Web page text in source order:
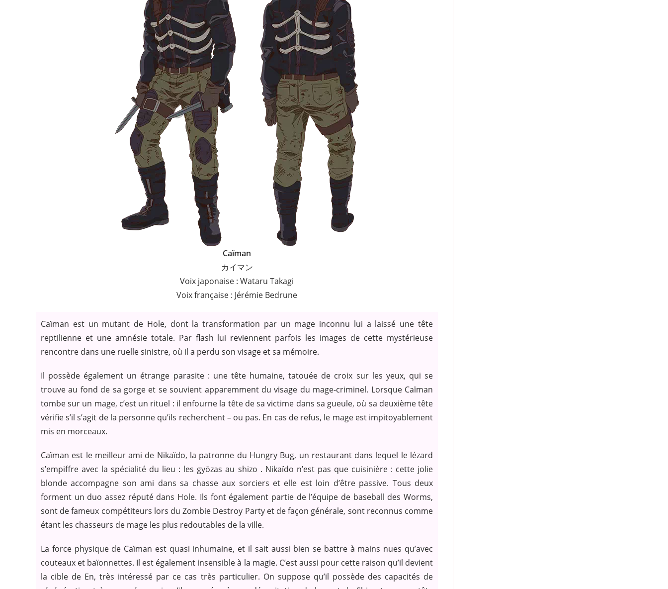
Caïman
カイマン
Voix japonaise : Wataru Takagi
Voix française : Jérémie Bedrune
Caïman est un mutant de Hole, dont la transformation par un mage inconnu lui a laissé une tête
reptilienne et une amnésie totale. Par flash lui reviennent parfois les images de cette mystérieuse
rencontre dans une ruelle sinistre, où il a perdu son visage et sa mémoire.
Il possède également un étrange parasite : une tête humaine, tatouée de croix sur les yeux, qui se
trouve au fond de sa gorge et se souvient apparemment du visage du mage-criminel. Lorsque Caïman
tombe sur un mage, c’est un rituel : il enfourne la tête de sa victime dans sa gueule, où sa deuxième tête
vérifie s’il s’agit de la personne qu’ils recherchent – ou pas. En cas de refus, le mage est impitoyablement
mis en morceaux.
Caïman est le meilleur ami de Nikaïdo, la patronne du Hungry Bug, un restaurant dans lequel le lézard
s’empiffre avec la spécialité du lieu : les gyōzas au shizo . Nikaïdo n’est pas que cuisinière : cette jolie
blonde accompagne son ami dans sa chasse aux sorciers et elle est loin d’être passive. Tous deux
forment un duo assez réputé dans Hole. Ils font également partie de l’équipe de baseball des Worms,
sont de fameux compétiteurs lors du Zombie Destroy Party et de façon générale, sont reconnus comme
étant les chasseurs de mage les plus redoutables de la ville.
La force physique de Caïman est quasi inhumaine, et il sait aussi bien se battre à mains nues qu’avec
couteaux et baïonnettes. Il est également insensible à la magie. C’est aussi pour cette raison qu’il devient
la cible de En, très intéressé par ce cas très particulier. On suppose qu’il possède des capacités de